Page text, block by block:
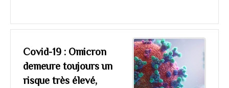
Covid-19 : Omicron
demeure toujours un
risque très élevé,